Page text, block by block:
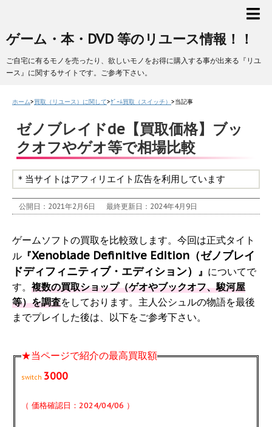
ゲーム・本・DVD 等のリユース情報！！
ご自宅に有るモノを売ったり、欲しいモノをお得に購入する事が出来る『リユ
ース』に関するサイトです。ご参考下さい。
ホーム>買取（リユース）に関して>ｹﾞｰﾑ買取（スイッチ） >当記事
ゼノブレイドde【買取価格】ブッ
クオフやゲオ等で相場比較
＊当サイトはアフィリエイト広告を利用しています
公開日：2021年2月6日 最終更新日：2024年4月9日
ゲームソフトの買取を比較致します。今回は正式タイト
ル 『Xenoblade Definitive Edition（ゼノブレイ
ドディフィニティブ・エディション） 』 についてで
す。 複数の買取ショップ（ゲオやブックオフ、駿河屋
等）を調査をしております。主人公シュルの物語を最後
までプレイした後は、以下をご参考下さい。
★当ページで紹介の最高買取額
switch 3000
（ 価格確認日：2024/04/06 ）